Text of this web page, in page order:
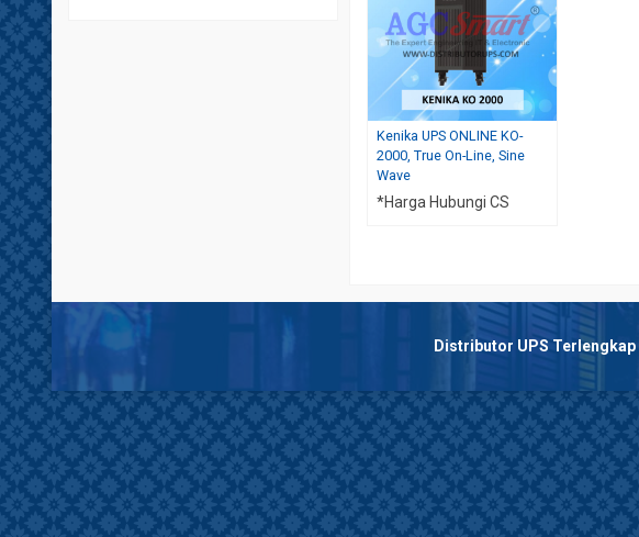
Kenika UPS ONLINE KO-
2000, True On-Line, Sine
Wave
*Harga Hubungi CS
Distributor UPS Terlengkap